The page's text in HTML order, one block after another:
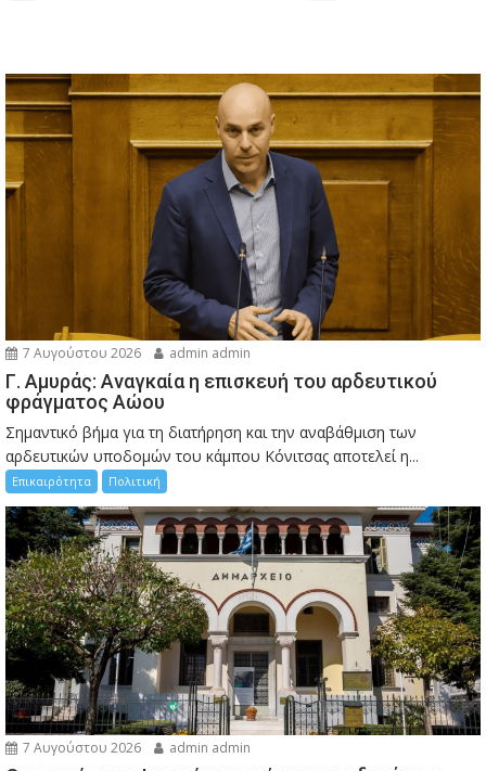
7 Αυγούστου 2026 admin admin
Γ. Αμυράς: Αναγκαία η επισκευή του αρδευτικού
φράγματος Αώου
Σημαντικό βήμα για τη διατήρηση και την αναβάθμιση των
αρδευτικών υποδομών του κάμπου Κόνιτσας αποτελεί η...
Επικαιρότητα Πολιτική
7 Αυγούστου 2026 admin admin